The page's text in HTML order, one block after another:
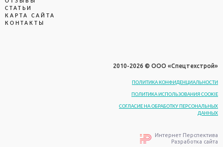
СТАТЬИ
КАРТА САЙТА
КОНТАКТЫ
2010-2026 © ООО «Спецтехстрой»
ПОЛИТИКА КОНФИДЕНЦИАЛЬНОСТИ
ПОЛИТИКА ИСПОЛЬЗОВАНИЯ COOKIE
СОГЛАСИЕ НА ОБРАБОТКУ ПЕРСОНАЛЬНЫХ
ДАННЫХ
Интернет Перспектива
Разработка сайта